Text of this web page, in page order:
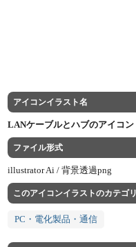
アイコンイラスト名
LANケーブルとハブのアイコン
ファイル形式
illustrator Ai /背景透過png
このアイコンイラストのカテゴリ
PC・電化製品・通信